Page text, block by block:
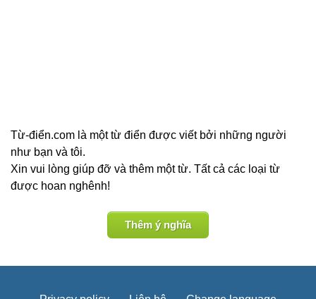
Từ-điển.com là một từ điển được viết bởi những người
như bạn và tôi.
Xin vui lòng giúp đỡ và thêm một từ. Tất cả các loại từ
được hoan nghênh!
Thêm ý nghĩa